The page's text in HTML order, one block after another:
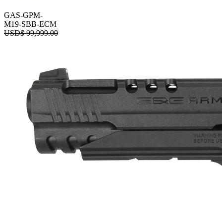
GAS-GPM-
M19-SBB-ECM
USD$99,999.00